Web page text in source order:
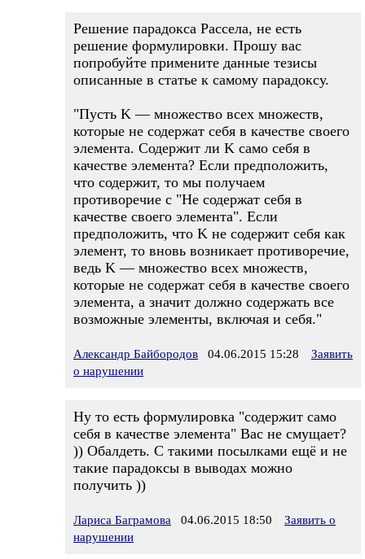
Решение парадокса Рассела, не есть
решение формулировки. Прошу вас
попробуйте примените данные тезисы
описанные в статье к самому парадоксу.
"Пусть K — множество всех множеств,
которые не содержат себя в качестве своего
элемента. Содержит ли K само себя в
качестве элемента? Если предположить,
что содержит, то мы получаем
противоречие с "Не содержат себя в
качестве своего элемента". Если
предположить, что K не содержит себя как
элемент, то вновь возникает противоречие,
ведь K — множество всех множеств,
которые не содержат себя в качестве своего
элемента, а значит должно содержать все
возможные элементы, включая и себя."
Александр Байбородов 04.06.2015 15:28
Заявить
о нарушении
Ну то есть формулировка "содержит само
себя в качестве элемента" Вас не смущает?
)) Обалдеть. С такими посылками ещё и не
такие парадоксы в выводах можно
получить ))
Лариса Баграмова 04.06.2015 18:50
Заявить о
нарушении